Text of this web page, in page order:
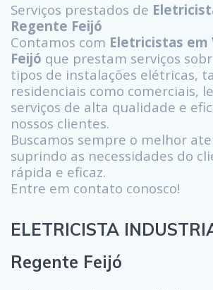
Serviços prestados de
Regente Feijó
Contamos com Eletricistas em
Feijó que prestam serviços
tipos de instalações elétricas,
residenciais como comerciais,
serviços de alta qualidade e
nossos clientes.
Buscamos sempre o melhor
suprindo as necessidades do
rápida e eficaz.
Entre em contato conosco!
ELETRICISTA
Regente Feijó